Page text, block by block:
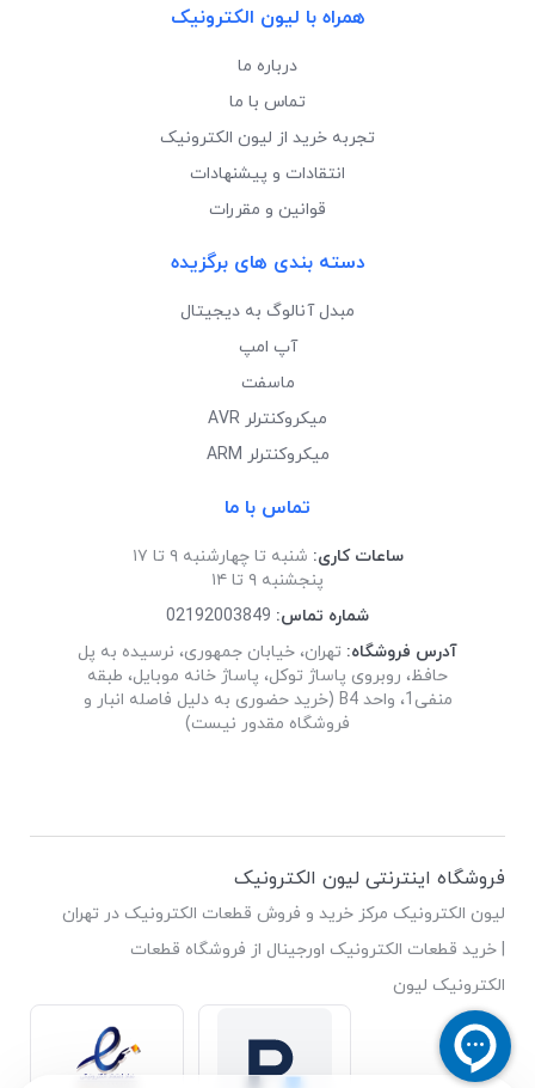
همراه با لیون الکترونیک
درباره ما
تماس با ما
تجربه خرید از لیون الکترونیک
انتقادات و پیشنهادات
قوانین و مقررات
دسته بندی های برگزیده
مبدل آنالوگ به دیجیتال
آپ امپ
ماسفت
میکروکنترلر AVR
میکروکنترلر ARM
تماس با ما
ساعات کاری: شنبه تا چهارشنبه ۹ تا ۱۷
پنجشنبه ۹ تا ۱۴
شماره تماس: 02192003849
آدرس فروشگاه: تهران، خیابان جمهوری، نرسیده به پل
حافظ، روبروی پاساژ توکل، پاساژ خانه موبایل، طبقه
منفی1، واحد B4 (خرید حضوری به دلیل فاصله انبار و
فروشگاه مقدور نیست)
فروشگاه اینترنتی لیون الکترونیک
لیون الکترونیک مرکز خرید و فروش قطعات الکترونیک در تهران
| خرید قطعات الکترونیک اورجینال از فروشگاه قطعات
الکترونیک لیون